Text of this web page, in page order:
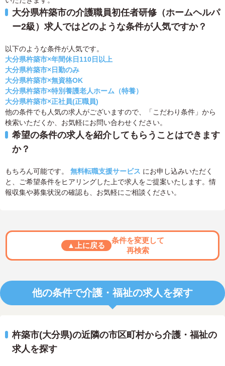
大分県杵築市の介護職員初任者研修（ホームヘルパ
ー2級）求人ではどのような条件が人気ですか？
以下のような条件が人気です。
大分県杵築市×年間休日110日以上
大分県杵築市×日勤のみ
大分県杵築市×無資格OK
大分県杵築市×特別養護老人ホーム（特養）
大分県杵築市×正社員(正職員)
他の条件でも人気の求人がございますので、「こだわり条件」から
検索いただくか、お気軽にお問い合わせください。
希望の条件の求人を紹介してもらうことはできます
か？
もちろん可能です。 無料転職支援サービス にお申し込みいただく
と、ご希望条件をヒアリングした上で求人をご提案いたします。情
報収集や募集状況の確認も、お気軽にご相談ください。
▲上に戻る
条件を変更して
再検索
他の条件で介護・福祉の求人を探す
杵築市(大分県)の近隣の市区町村から介護・福祉の
求人を探す